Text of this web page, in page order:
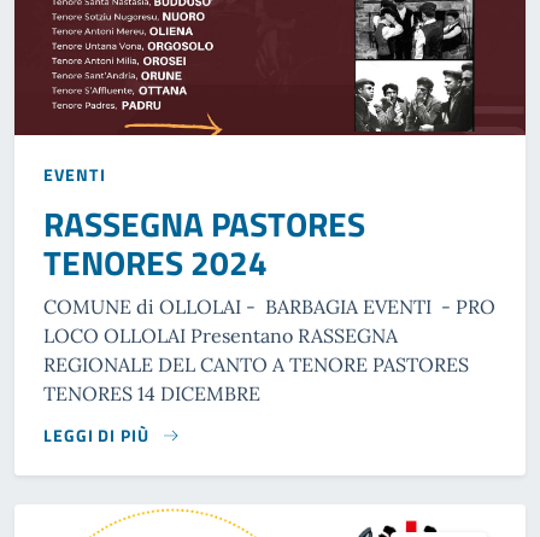
EVENTI
RASSEGNA PASTORES
TENORES 2024
COMUNE di OLLOLAI - BARBAGIA EVENTI - PRO
LOCO OLLOLAI Presentano RASSEGNA
REGIONALE DEL CANTO A TENORE PASTORES
TENORES 14 DICEMBRE
LEGGI DI PIÙ